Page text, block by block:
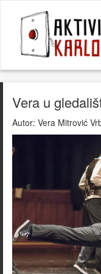
Vera u
Autor: Vera Mitrović